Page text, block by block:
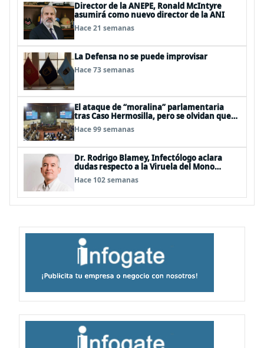
Director de la ANEPE, Ronald McIntyre
asumirá como nuevo director de la ANI
Hace 21 semanas
La Defensa no se puede improvisar
Hace 73 semanas
El ataque de “moralina” parlamentaria
tras Caso Hermosilla, pero se olvidan que
son los peor evaluados
Hace 99 semanas
Dr. Rodrigo Blamey, Infectólogo aclara
dudas respecto a la Viruela del Mono
(MPOX)
Hace 102 semanas